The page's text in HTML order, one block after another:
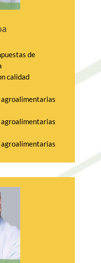
Estado de
de
calidad
por el
y
para
y su